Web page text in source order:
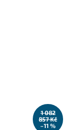
1 082
857 Kč
–11 %